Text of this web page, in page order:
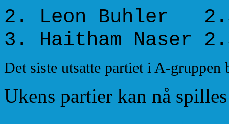
2. Leon Buhler
3. Haitham Naser
Det siste utsatte partiet i A-
Ukens partier kan nå